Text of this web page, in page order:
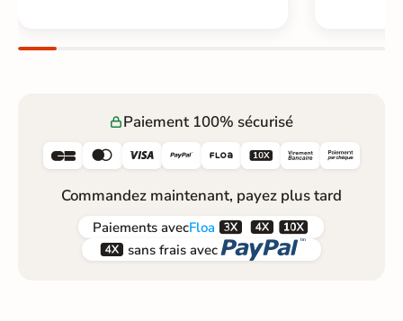
Paiement 100% sécurisé
     
Commandez maintenant, payez plus tard
Paiements avecFloa  
 sans frais avec 